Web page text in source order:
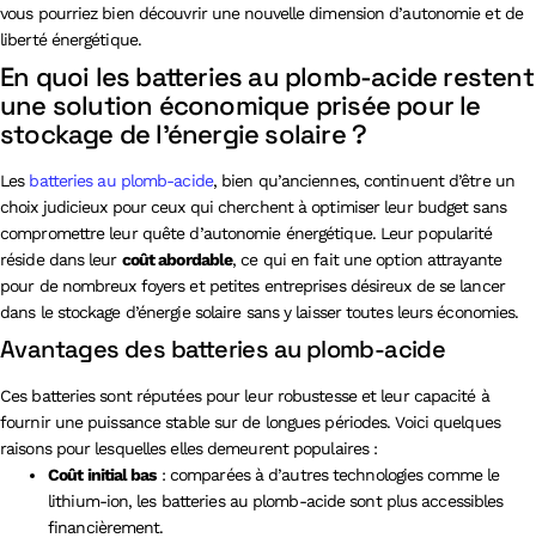
vous pourriez bien découvrir une nouvelle dimension d’autonomie et de
liberté énergétique.
En quoi les batteries au plomb-acide restent
une solution économique prisée pour le
stockage de l’énergie solaire ?
Les batteries au plomb-acide, bien qu’anciennes, continuent d’être un
choix judicieux pour ceux qui cherchent à optimiser leur budget sans
compromettre leur quête d’autonomie énergétique. Leur popularité
réside dans leur coût abordable, ce qui en fait une option attrayante
pour de nombreux foyers et petites entreprises désireux de se lancer
dans le stockage d’énergie solaire sans y laisser toutes leurs économies.
Avantages des batteries au plomb-acide
Ces batteries sont réputées pour leur robustesse et leur capacité à
fournir une puissance stable sur de longues périodes. Voici quelques
raisons pour lesquelles elles demeurent populaires :
Coût initial bas: comparées à d’autres technologies comme le
lithium-ion, les batteries au plomb-acide sont plus accessibles
financièrement.